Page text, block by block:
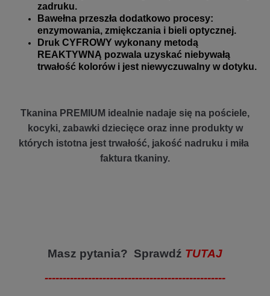
zadruku.
Bawełna przeszła dodatkowo procesy:
enzymowania, zmiękczania i bieli optycznej.
Druk CYFROWY wykonany metodą
REAKTYWNĄ pozwala uzyskać niebywałą
trwałość kolorów i jest niewyczuwalny w dotyku.
Tkanina PREMIUM idealnie nadaje się na pościele,
kocyki, zabawki dziecięce oraz inne produkty w
których istotna jest trwałość, jakość nadruku i miła
faktura tkaniny.
Masz pytania? Sprawdź TUTAJ
--------------------------------------------------